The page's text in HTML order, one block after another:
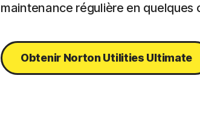
maintenance régulière en quelques
Obtenir Norton Utilities Ultimate